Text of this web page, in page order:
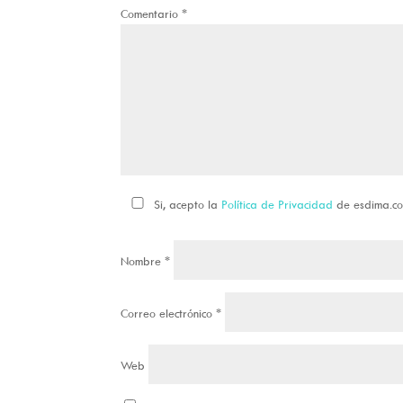
Comentario*
Si, acepto la Política de Privacidad de
Nombre*
Correo electrónico*
Web